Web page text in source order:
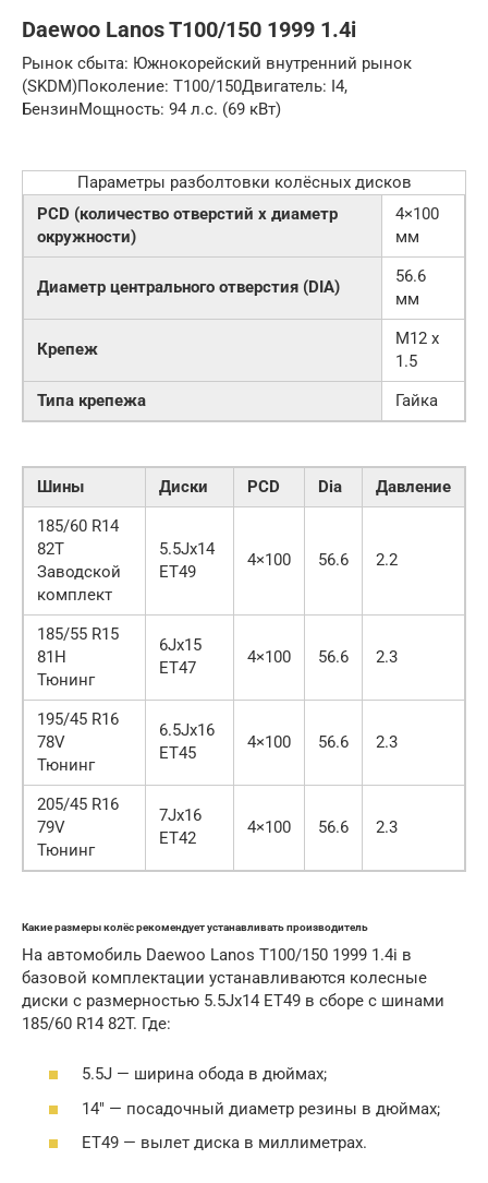
Daewoo Lanos T100/150 1999 1.4i
Рынок сбыта: Южнокорейский внутренний рынок
(SKDM)Поколение: T100/150Двигатель: I4,
БензинМощность: 94 л.с. (69 кВт)
Параметры разболтовки колёсных дисков
PCD (количество отверстий x диаметр
окружности)
4×100
мм
Диаметр центрального отверстия (DIA)
56.6
мм
Крепеж
M12 x
1.5
Типа крепежа
Гайка
Шины Диски PCD Dia
Давление
185/60 R14
82T
Заводской
комплект
5.5Jx14
ET49
4×100 56.6 2.2
185/55 R15
81H
Тюнинг
6Jx15
ET47
4×100 56.6 2.3
195/45 R16
78V
Тюнинг
6.5Jx16
ET45
4×100 56.6 2.3
205/45 R16
79V
Тюнинг
7Jx16
ET42
4×100 56.6 2.3
Какие размеры колёс рекомендует устанавливать производитель
На автомобиль Daewoo Lanos T100/150 1999 1.4i в
базовой комплектации устанавливаются колесные
диски с размерностью 5.5Jx14 ET49 в сборе с шинами
185/60 R14 82T. Где:
5.5J — ширина обода в дюймах;
14″ — посадочный диаметр резины в дюймах;
ET49 — вылет диска в миллиметрах.